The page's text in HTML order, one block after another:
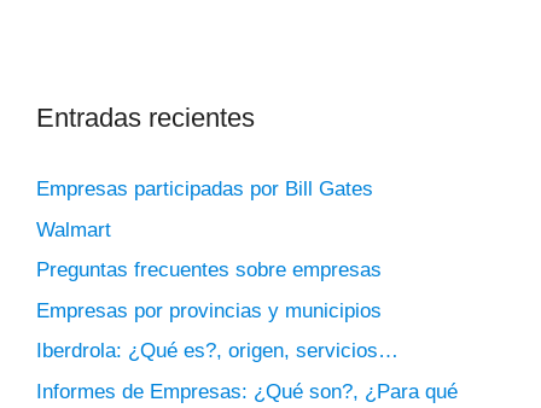
Entradas recientes
Empresas participadas por Bill Gates
Walmart
Preguntas frecuentes sobre empresas
Empresas por provincias y municipios
Iberdrola: ¿Qué es?, origen, servicios…
Informes de Empresas: ¿Qué son?, ¿Para qué